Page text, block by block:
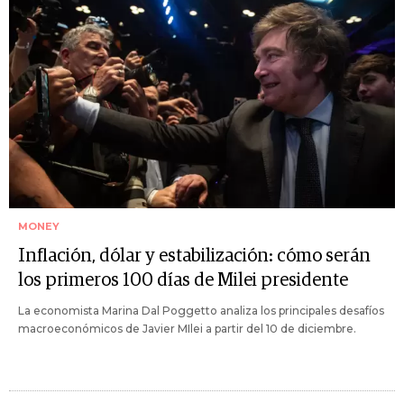
MONEY
Inflación, dólar y estabilización: cómo serán
los primeros 100 días de Milei presidente
La economista Marina Dal Poggetto analiza los principales desafíos
macroeconómicos de Javier MIlei a partir del 10 de diciembre.